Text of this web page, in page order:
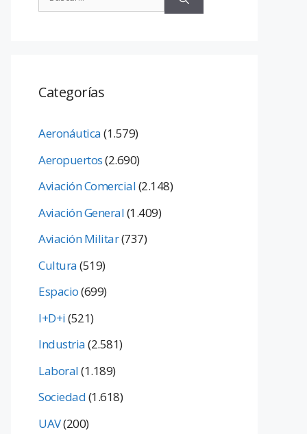
Categorías
Aeronáutica(1.579)
Aeropuertos(2.690)
Aviación Comercial(2.148)
Aviación General(1.409)
Aviación Militar(737)
Cultura(519)
Espacio(699)
I+D+i(521)
Industria(2.581)
Laboral(1.189)
Sociedad(1.618)
UAV(200)